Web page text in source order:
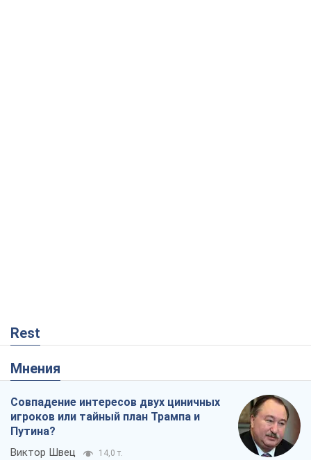
Rest
Мнения
Совпадение интересов двух циничных
игроков или тайный план Трампа и
Путина?
Виктор Швец 14,0 т.